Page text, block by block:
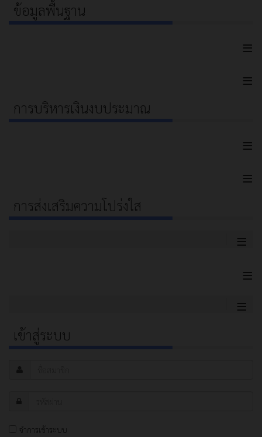
ข้อมูลพื้นฐาน
≡
≡
การบริหารเงินงบประมาณ
≡
≡
การส่งเสริมความโปร่งใส
≡
≡
≡
เข้าสู่ระบบ
จำการเข้าระบบ